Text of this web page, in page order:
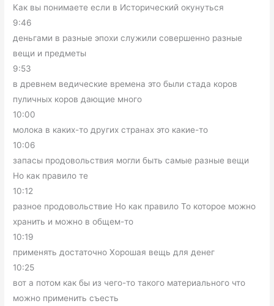
Как вы понимаете если в Исторический окунуться
9:46
деньгами в разные эпохи служили совершенно разные
вещи и предметы
9:53
в древнем ведические времена это были стада коров
пуличных коров дающие много
10:00
молока в каких-то других странах это какие-то
10:06
запасы продовольствия могли быть самые разные вещи
Но как правило те
10:12
разное продовольствие Но как правило То которое можно
хранить и можно в общем-то
10:19
применять достаточно Хорошая вещь для денег
10:25
вот а потом как бы из чего-то такого материального что
можно применить съесть